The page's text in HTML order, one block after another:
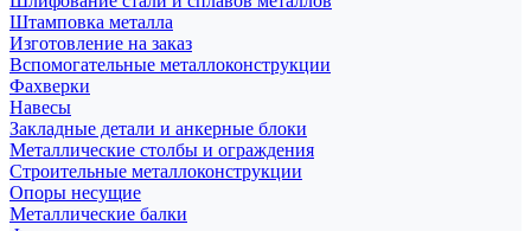
Штамповка металла
Изготовление на заказ
Вспомогательные металлоконструкции
Фахверки
Навесы
Закладные детали и анкерные блоки
Металлические столбы и ограждения
Строительные металлоконструкции
Опоры несущие
Металлические балки